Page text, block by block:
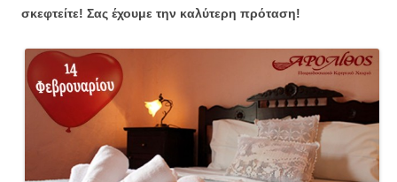
σκεφτείτε! Σας έχουμε την καλύτερη πρόταση!